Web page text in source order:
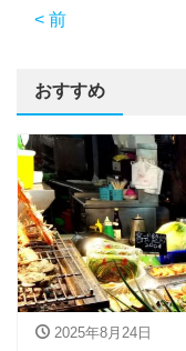
< 前
おすすめ
2025年8月24日